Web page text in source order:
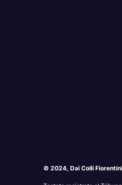
© 2024, Dai Colli Fiorentini